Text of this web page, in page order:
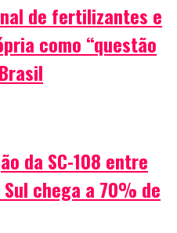
de fertilizantes e
como “questão
da SC-108 entre
chega a 70% de